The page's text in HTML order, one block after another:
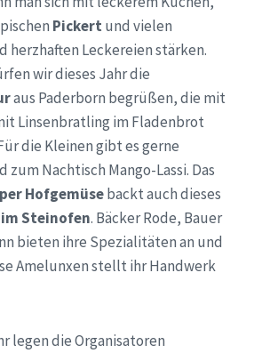
Pickert und vielen
herzhaften Leckereien stärken.
wir dieses Jahr die
aus Paderborn begrüßen, die mit
Linsenbratling im Fladenbrot
die Kleinen gibt es gerne
zum Nachtisch Mango-Lassi. Das
Hofgemüsebackt auch dieses
Steinofen. Bäcker Rode, Bauer
bieten ihre Spezialitäten an und
Amelunxen stellt ihr Handwerk
legen die Organisatoren